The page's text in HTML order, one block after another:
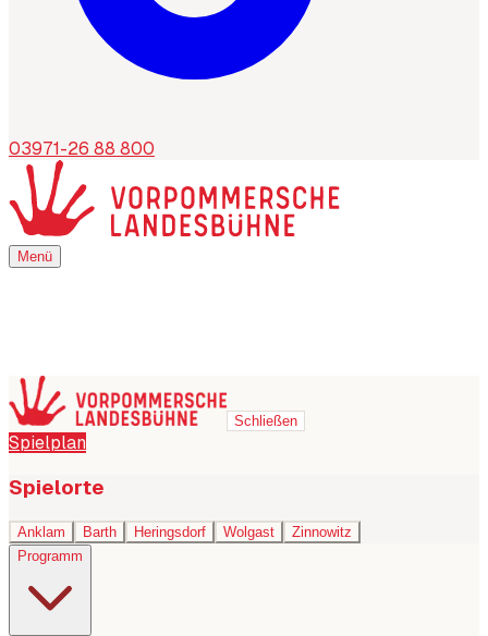
03971-26 88 800
Menü
Menü
Schließen
Spielplan
Spielorte
Anklam Barth Heringsdorf Wolgast
Zinnowitz
Programm